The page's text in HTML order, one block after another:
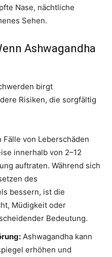
Nase, nächtliche
Sehen.
Ashwagandha
birgt
Risiken, die sorgfältig
Fälle von Leberschäden
innerhalb von 2–12
auftraten. Während sich
des
bessern, ist die
Müdigkeit oder
Bedeutung.
Ashwagandha kann
erhöhen und